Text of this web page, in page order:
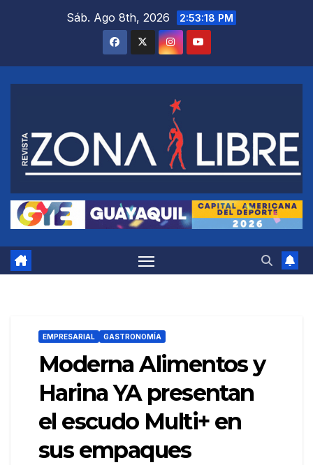
Sáb. Ago 8th, 2026 2:53:19 PM
EMPRESARIAL GASTRONOMÍA
Moderna Alimentos y
Harina YA presentan
el escudo Multi+ en
sus empaques